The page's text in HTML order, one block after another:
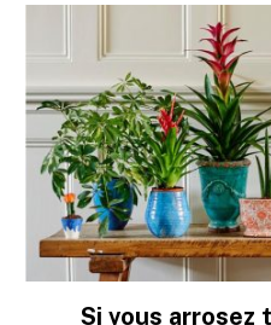
Si vous arrosez